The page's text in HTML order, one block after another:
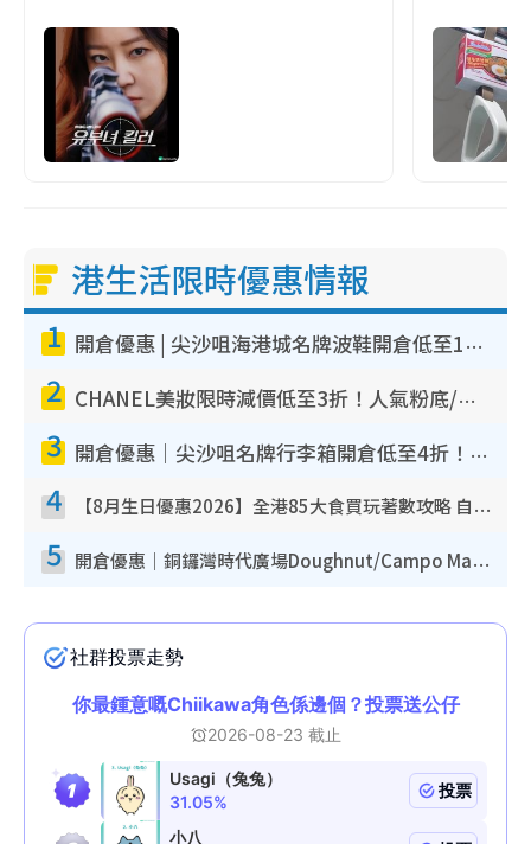
港生活限時優惠情報
1 開倉優惠 | 尖沙咀海港城名牌波鞋開倉低至1折！On鞋$899起／Joy&Peace鞋履$98起
2 CHANEL美妝限時減價低至3折！人氣粉底/唇膏/精華液低至$275！COCO香水都有平
3 開倉優惠｜尖沙咀名牌行李箱開倉低至4折！一連5日 American Tourister/ace./Hallmark $200起！
4 【8月生日優惠2026】全港85大食買玩著數攻略 自助餐/火鍋放題同行免費＋誠品/DONKI送現金券
5 開倉優惠｜銅鑼灣時代廣場Doughnut/Campo Marzio開倉低至1折！背囊、書包、手袋劈價$200起